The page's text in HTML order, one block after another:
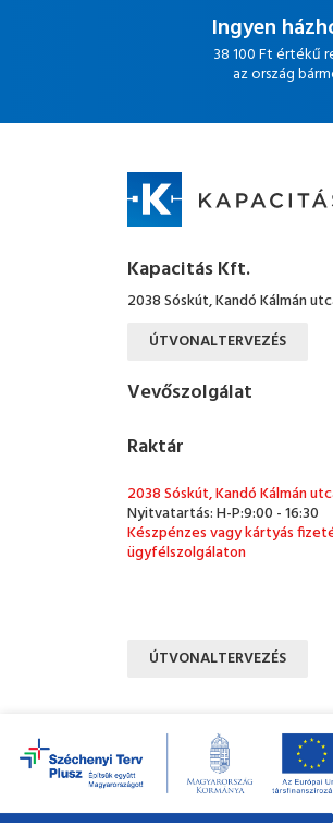
Ingyen
38 100 Ft értékű
az ország
Kapacitás Kft.
2038 Sóskút, Kandó Kálmán
ÚTVONALTERVEZÉS
Vevőszolgálat
Raktár
2038 Sóskút, Kandó Kálmán
Nyitvatartás: H-P:9:00 - 16:30
Készpénzes vagy kártyás
ügyfélszolgálaton
ÚTVONALTERVEZÉS
Ahogy a legtöbb weboldal, a miénk is
A böngészés folytatásával Ön